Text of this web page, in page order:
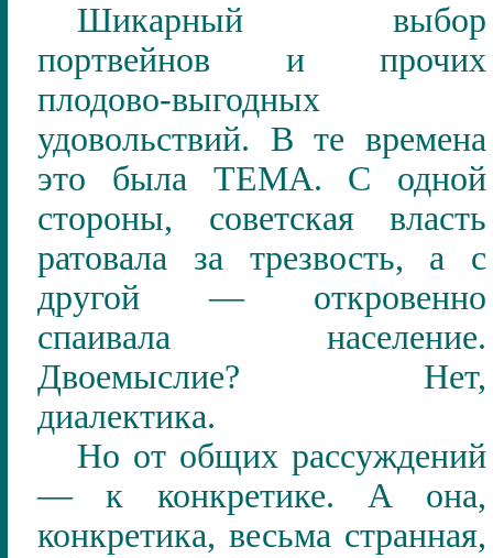
Шикарный выбор
портвейнов и прочих
плодово-выгодных
удовольствий. В те времена
это была ТЕМА. С одной
стороны, советская власть
ратовала за трезвость, а с
другой — откровенно
спаивала население.
Двоемыслие? Нет,
диалектика.
Но от общих рассуждений
— к конкретике. А она,
конкретика, весьма странная,